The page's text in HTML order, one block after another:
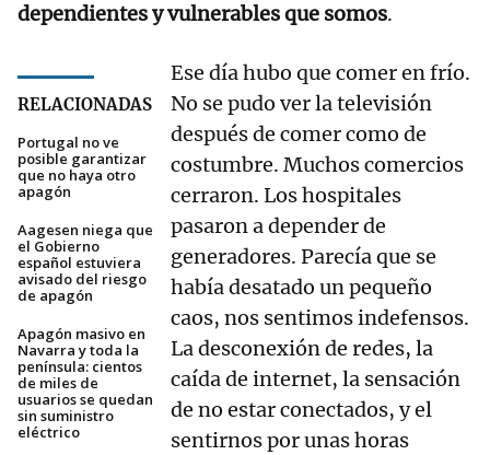
dependientes y vulnerables que somos.
RELACIONADAS
Portugal no ve
posible garantizar
que no haya otro
apagón
Aagesen niega que
el Gobierno
español estuviera
avisado del riesgo
de apagón
Apagón masivo en
Navarra y toda la
península: cientos
de miles de
usuarios se quedan
sin suministro
eléctrico
Ese día hubo que comer en frío.
No se pudo ver la televisión
después de comer como de
costumbre. Muchos comercios
cerraron. Los hospitales
pasaron a depender de
generadores. Parecía que se
había desatado un pequeño
caos, nos sentimos indefensos.
La desconexión de redes, la
caída de internet, la sensación
de no estar conectados, y el
sentirnos por unas horas